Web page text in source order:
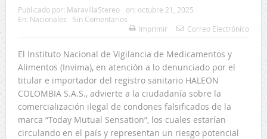
Publicado por: MaravillaStereo on: octubre 21, 2025
En: Nacionales
Sin Comentarios
Imprimir
Correo Electrónico
El Instituto Nacional de Vigilancia de Medicamentos y
Alimentos (Invima), en atención a lo denunciado por el
titular e importador del registro sanitario HALEON
COLOMBIA S.A.S., advierte a la ciudadanía sobre la
comercialización ilegal de condones falsificados de la
marca “Today Mutual Sensation”, los cuales estarían
circulando en el país y representan un riesgo potencial